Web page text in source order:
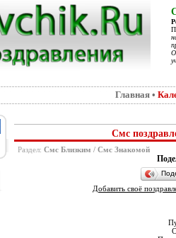
Главная •
Смс
Раздел: Смс Близким / Смс Знакомой
Добавить своё